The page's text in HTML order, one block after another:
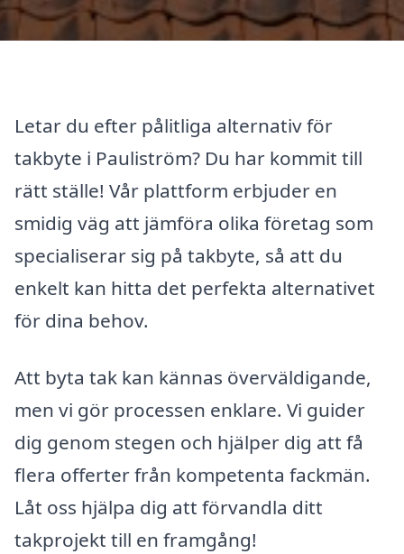
Letar du efter pålitliga alternativ för
takbyte i Pauliström? Du har kommit till
rätt ställe! Vår plattform erbjuder en
smidig väg att jämföra olika företag som
specialiserar sig på takbyte, så att du
enkelt kan hitta det perfekta alternativet
för dina behov.
Att byta tak kan kännas överväldigande,
men vi gör processen enklare. Vi guider
dig genom stegen och hjälper dig att få
flera offerter från kompetenta fackmän.
Låt oss hjälpa dig att förvandla ditt
takprojekt till en framgång!